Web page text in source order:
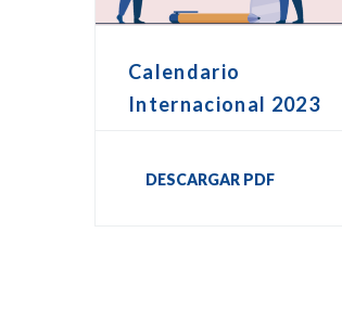
Calendario
Internacional 2023
DESCARGAR PDF